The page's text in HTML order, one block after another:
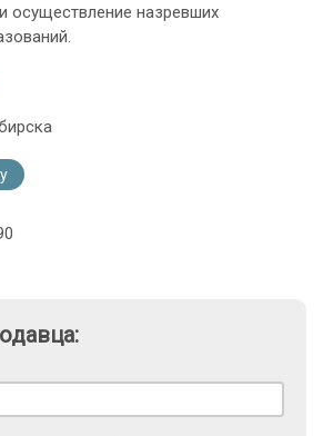
осуществление назревших